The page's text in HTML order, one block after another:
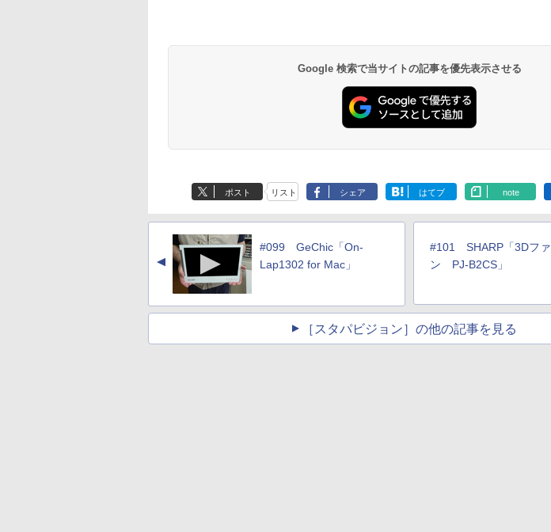
Google 検索で当サイトの記事を優先表示させる
ポスト リスト シェア はてブ note
▲
#099 GeChic「On-
Lap1302 for Mac」
#101 SHARP「3Dファ
ン PJ-B2CS」
［スタパビジョン］の他の記事を見る